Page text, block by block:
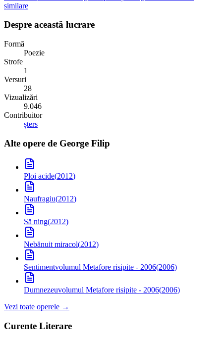
similare
Despre această lucrare
Formă
Poezie
Strofe
1
Versuri
28
Vizualizări
9.046
Contribuitor
șters
Alte opere de George Filip
Ploi acide(2012)
Naufragiu(2012)
Să ning(2012)
Nebănuit miracol(2012)
Sentimentvolumul Metafore risipite - 2006(2006)
Dumnezeuvolumul Metafore risipite - 2006(2006)
Vezi toate operele →
Curente Literare